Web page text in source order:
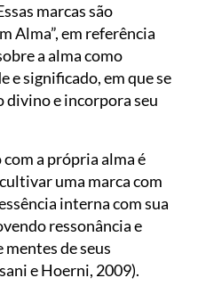
marcas são
Alma”, em referência
a alma como
significado, em que se
divino e incorpora seu
a própria alma é
uma marca com
interna com sua
ressonância e
de seus
e Hoerni, 2009).